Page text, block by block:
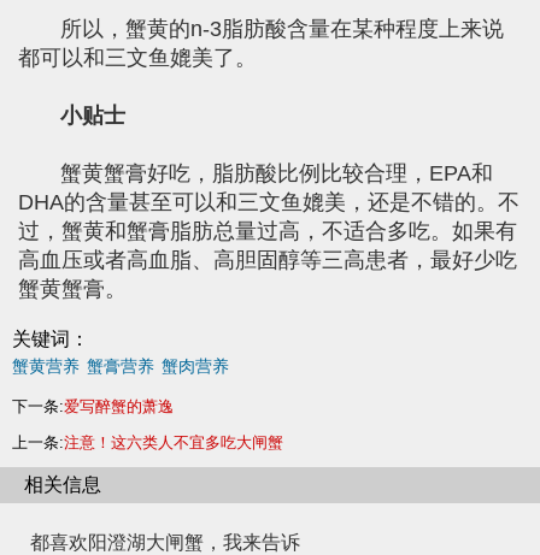
所以，蟹黄的n-3脂肪酸含量在某种程度上来说
都可以和三文鱼媲美了。
小贴士
蟹黄蟹膏好吃，脂肪酸比例比较合理，EPA和
DHA的含量甚至可以和三文鱼媲美，还是不错的。不
过，蟹黄和蟹膏脂肪总量过高，不适合多吃。如果有
高血压或者高血脂、高胆固醇等三高患者，最好少吃
蟹黄蟹膏。
关键词：
蟹黄营养 蟹膏营养 蟹肉营养
下一条:爱写醉蟹的萧逸
上一条:注意！这六类人不宜多吃大闸蟹
相关信息
都喜欢阳澄湖大闸蟹，我来告诉